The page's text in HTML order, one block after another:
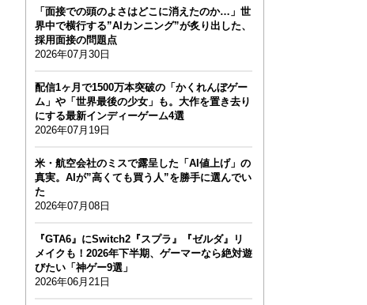
「面接での頭のよさはどこに消えたのか…」世
界中で横行する”AIカンニング”が炙り出した、
採用面接の問題点
2026年07月30日
配信1ヶ月で1500万本突破の「かくれんぼゲー
ム」や「世界最後の少女」も。大作を置き去り
にする最新インディーゲーム4選
2026年07月19日
米・航空会社のミスで露呈した「AI値上げ」の
真実。AIが”高くても買う人”を勝手に選んでい
た
2026年07月08日
『GTA6』にSwitch2『スプラ』『ゼルダ』リ
メイクも！2026年下半期、ゲーマーなら絶対遊
びたい「神ゲー9選」
2026年06月21日